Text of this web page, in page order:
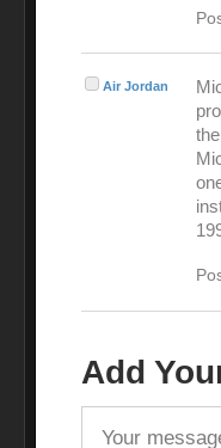
Air Jordan
Add